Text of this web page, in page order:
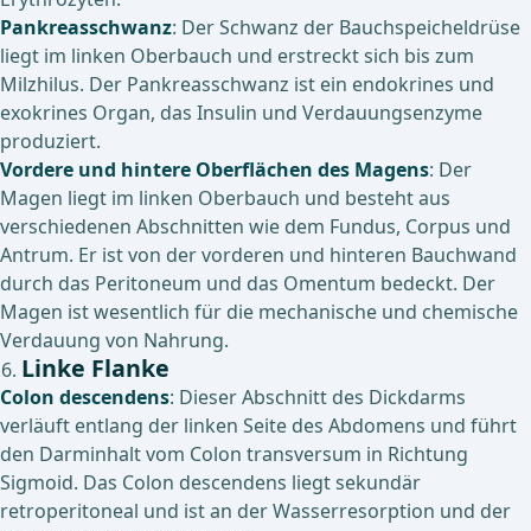
Pankreasschwanz: Der Schwanz der Bauchspeicheldrüse
liegt im linken Oberbauch und erstreckt sich bis zum
Milzhilus. Der Pankreasschwanz ist ein endokrines und
exokrines Organ, das Insulin und Verdauungsenzyme
produziert.
Vordere und hintere Oberflächen des Magens: Der
Magen liegt im linken Oberbauch und besteht aus
verschiedenen Abschnitten wie dem Fundus, Corpus und
Antrum. Er ist von der vorderen und hinteren Bauchwand
durch das Peritoneum und das Omentum bedeckt. Der
Magen ist wesentlich für die mechanische und chemische
Verdauung von Nahrung.
Linke Flanke
Colon descendens: Dieser Abschnitt des Dickdarms
verläuft entlang der linken Seite des Abdomens und führt
den Darminhalt vom Colon transversum in Richtung
Sigmoid. Das Colon descendens liegt sekundär
retroperitoneal und ist an der Wasserresorption und der